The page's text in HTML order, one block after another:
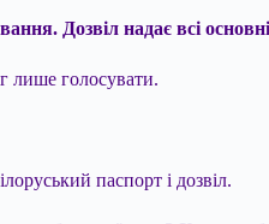
Дозвіл надає всі
лише голосувати.
паспорт і дозвіл.